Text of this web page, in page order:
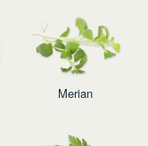
Merian